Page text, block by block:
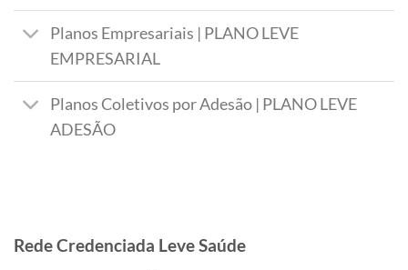
Planos Empresariais | PLANO LEVE
EMPRESARIAL
Planos Coletivos por Adesão | PLANO LEVE
ADESÃO
Rede Credenciada Leve Saúde